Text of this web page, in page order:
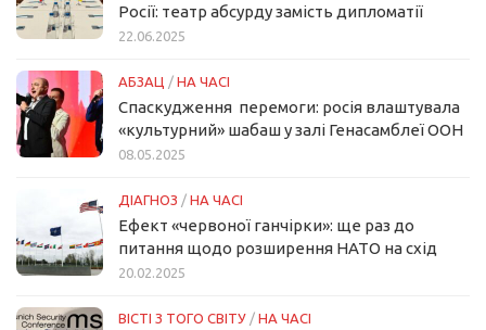
Росії: театр абсурду замість дипломатії
22.06.2025
АБЗАЦ / НА ЧАСІ
Спаскудження перемоги: росія влаштувала
«культурний» шабаш у залі Генасамблеї ООН
08.05.2025
ДІАГНОЗ / НА ЧАСІ
Ефект «червоної ганчірки»: ще раз до
питання щодо розширення НАТО на схід
20.02.2025
ВІСТІ З ТОГО СВІТУ / НА ЧАСІ